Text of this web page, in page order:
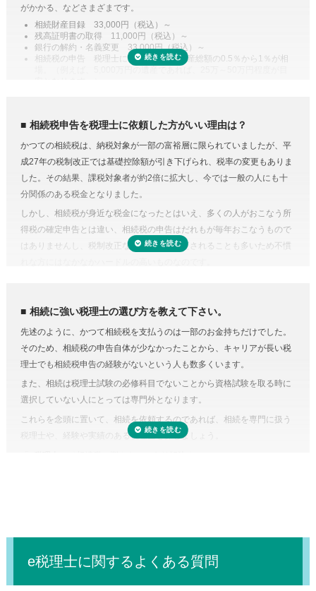
受付時間 平日9:00–19:00 / 土日祝9:00–18:00
例えば、配偶者が取得した正味の遺産額は、1億6,000万円と配偶者の法
定相続分相当額を比較してどちらか大きい金額までは相続税がかからな
相続税の申告や準確定申告
相続税には申告書の他、総額の計算書、生命保険・財産・債務の明細書
など非常に多くの書類作成が必要となります。もちろん、相続人自身で
申告することもできますが、不動産や非上場株式などは財産の評価が難
しく書類作成も煩雑なことから、税理士に依頼するのが一般的です。
準確定申告とは、亡くなった方の所得の確定と納税の手続きを相続人が
代わりにおこなうこと。準確定申告の対象となるのは1月1日から亡くな
った日までの所得ですが、前年分も申告前であれば合わせて手続きをお
がかかる、などさまざまです。
相続財産目録 33,000円（税込）～
残高証明書の取得 11,000円（税込）～
銀行の解約・名義変更 33,000円（税込）～
相続税の申告 税理士により差があり遺産総額の0.5％から1％が相
のや資料集めに相当の時間と労力を費やすことを考えてみると、税金の
プロの税理士に頼むという選択肢がコストに見合うものだと納得がいく
のではないでしょうか。
費用が気になる方は、相続税申告の費用を複数の専門家にまとめて依頼
できる「 相続費用見積ガイド 」をご利用ください。
相続税申告を税理士に依頼した方がいい理由は？
かつての相続税は、納税対象が一部の富裕層に限られていましたが、平
成27年の税制改正では基礎控除額が引き下げられ、税率の変更もありま
した。その結果、課税対象者が約2倍に拡大し、今では一般の人にも十
分関係のある税金となりました。
しかし、相続税が身近な税金になったとはいえ、多くの人がおこなう所
得税の確定申告とは違い、相続税の申告はだれもが毎年おこなうもので
はありませんし、税制改正などで内容が変更されることも多いため不慣
を減らしたり、納税額を少なくできる可能性があります。
しかし、どんな特例が使えるのかを知らない、または分からなければ、
特例を活用しないまま申告していることすら気づかないこともありえる
のです。また、たとえ単純な計算ミスだったとしても間違って申告して
しまえば罰金のペナルティ対象になるおそれもあります。仮に税務調査
対象となった場合、税理士に立ち会ってもらうことも可能です。
税理士に依頼しなくてもいい場合はある？
正味の遺産額（相続税の課税の対象となる財産の合計額）が相続税の基
相続に強い税理士の選び方を教えて下さい。
先述のように、かつて相続税を支払うのは一部のお金持ちだけでした。
そのため、相続税の申告自体が少なかったことから、キャリアが長い税
理士でも相続税申告の経験がないという人も数多くいます。
また、相続は税理士試験の必修科目でないことから資格試験を取る時に
選択していない人にとっては専門外となります。
これらを念頭に置いて、相続を依頼するのであれば、相続を専門に扱う
税理士や、経験や実績のある税理士を探しましょう。
e税理士に関するよくある質問